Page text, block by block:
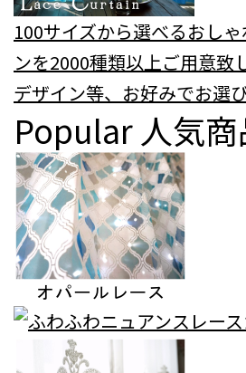
100サイズから選べるおし
ンを2000種類以上ご用意致
デザイン等、お好みでお選
Popular 人気商